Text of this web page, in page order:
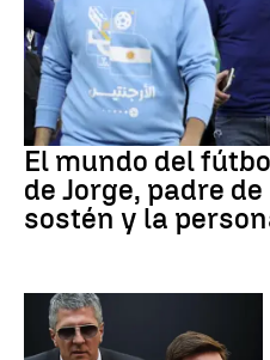
Leo Messi
El mundo del
de Jorge, padre
sostén y la